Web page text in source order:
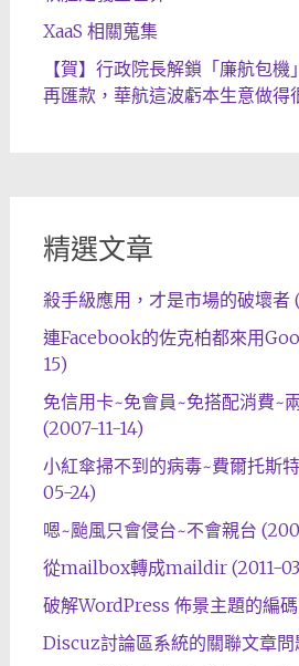
XaaS 相關蒐集
【賀】行政院長解鎖「廉航包
再匯款，華航這波虧本生意做得
精選文章
殺手級應用，才是市場的破壞者
連Facebook的佐克柏都來用
15)
免信用卡~免會員~免搭配消費~
(2007-11-14)
小紅傘掃不到的病毒~費爾托斯
05-24)
嗯~颱風只會侵台~不會親台
從mailbox轉成maildir (2011-
破解WordPress 佈景主題的編
Discuz討論區系統的關聯文章問